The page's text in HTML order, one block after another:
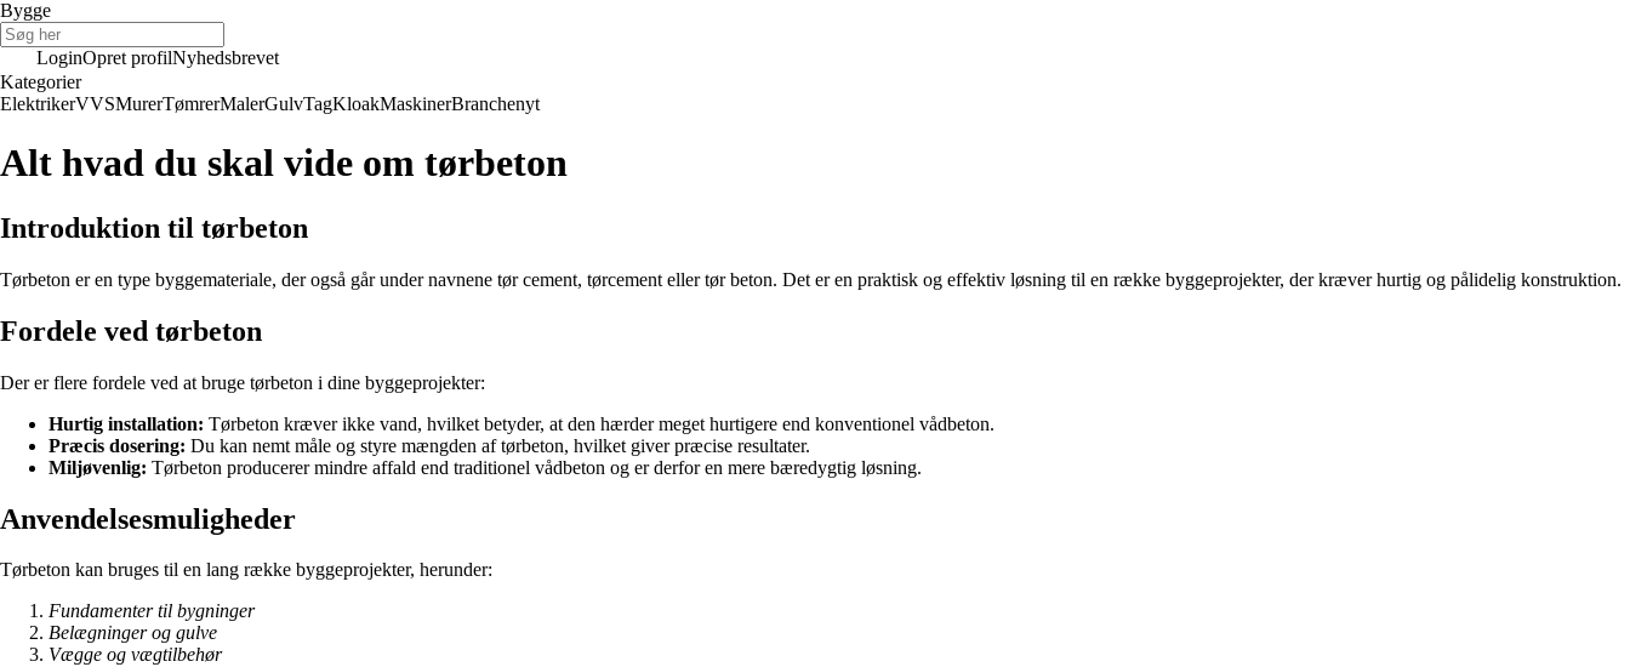
Bygge
LoginOpret profilNyhedsbrevet
Kategorier
ElektrikerVVSMurerTømrerMalerGulvTagKloakMaskinerBranchenyt
Alt hvad du skal vide om tørbeton
Introduktion til tørbeton
Tørbeton er en type byggemateriale, der også går under navnene tør cement, tørcement eller tør beton. Det er en praktisk og effektiv løsning til en række byggeprojekter, der kræver hurtig og pålidelig konstruktion.
Fordele ved tørbeton
Der er flere fordele ved at bruge tørbeton i dine byggeprojekter:
Hurtig installation: Tørbeton kræver ikke vand, hvilket betyder, at den hærder meget hurtigere end konventionel vådbeton.
Præcis dosering: Du kan nemt måle og styre mængden af tørbeton, hvilket giver præcise resultater.
Miljøvenlig: Tørbeton producerer mindre affald end traditionel vådbeton og er derfor en mere bæredygtig løsning.
Anvendelsesmuligheder
Tørbeton kan bruges til en lang række byggeprojekter, herunder:
Fundamenter til bygninger
Belægninger og gulve
Vægge og vægtilbehør